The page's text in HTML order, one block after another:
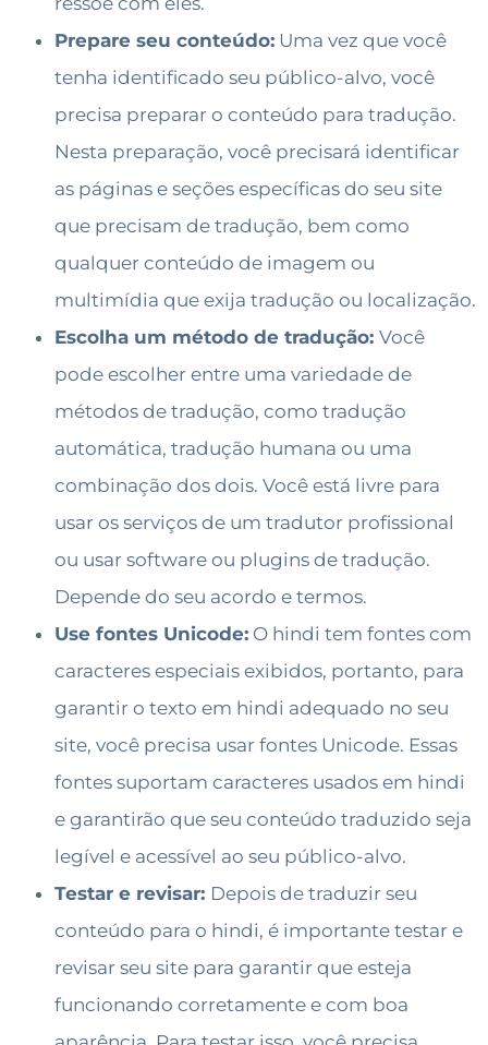
Prepare seu conteúdo: Uma vez que você
tenha identificado seu público-alvo, você
precisa preparar o conteúdo para tradução.
Nesta preparação, você precisará identificar
as páginas e seções específicas do seu site
que precisam de tradução, bem como
qualquer conteúdo de imagem ou
multimídia que exija tradução ou localização.
Escolha um método de tradução: Você
pode escolher entre uma variedade de
métodos de tradução, como tradução
automática, tradução humana ou uma
combinação dos dois. Você está livre para
usar os serviços de um tradutor profissional
ou usar software ou plugins de tradução.
Depende do seu acordo e termos.
Use fontes Unicode: O hindi tem fontes com
caracteres especiais exibidos, portanto, para
garantir o texto em hindi adequado no seu
site, você precisa usar fontes Unicode. Essas
fontes suportam caracteres usados em hindi
e garantirão que seu conteúdo traduzido seja
legível e acessível ao seu público-alvo.
Testar e revisar: Depois de traduzir seu
conteúdo para o hindi, é importante testar e
revisar seu site para garantir que esteja
funcionando corretamente e com boa